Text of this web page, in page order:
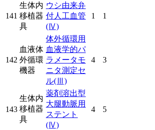
141
生体内
移植器
具
ウシ由来弁
付人工血管
(Ⅳ)
1 1
142
血液体
外循環
機器
体外循環用
血液学的パ
ラメータモ
ニタ測定セ
ル(Ⅲ)
4 3
143
生体内
移植器
具
薬剤溶出型
大腿動脈用
ステント
(Ⅳ)
4 5